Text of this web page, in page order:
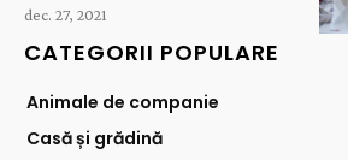
dec. 27, 2021
CATEGORII POPULARE
Animale de companie
Casă și grădină